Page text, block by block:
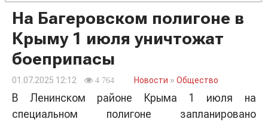
Найти
На Багеровском полигоне в
Крыму 1 июля уничтожат
боеприпасы
01.07.2025 12:12 4 764 Новости » Общество
В Ленинском районе Крыма 1 июля на
специальном полигоне запланировано